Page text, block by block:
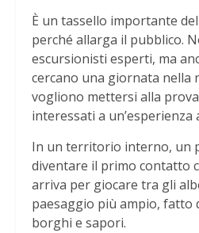
È un tassello importante
perché allarga il pubblico.
escursionisti esperti, ma
cercano una giornata nella
vogliono mettersi alla
interessati a un’esperienza
In un territorio interno, un
diventare il primo contatto
arriva per giocare tra gli
paesaggio più ampio, fatto
borghi e sapori.